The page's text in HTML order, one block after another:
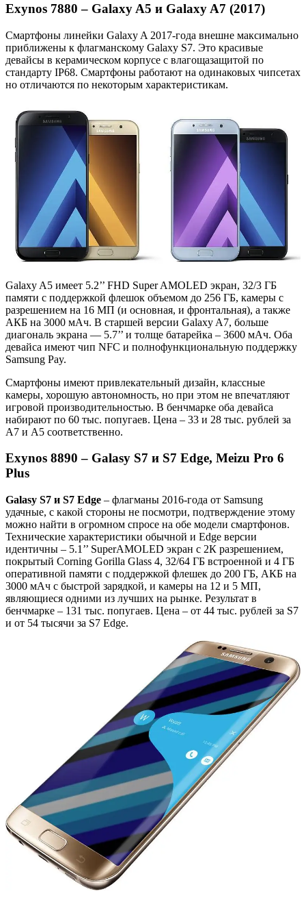
Exynos 7880 – Galaxy A5 и Galaxy A7 (2017)
Смартфоны линейки Galaxy A 2017-года внешне максимально
приближены к флагманскому Galaxy S7. Это красивые
девайсы в керамическом корпусе с влагощазащитой по
стандарту IP68. Смартфоны работают на одинаковых чипсетах
но отличаются по некоторым характеристикам.
Galaxy A5 имеет 5.2’’ FHD Super AMOLED экран, 32/3 ГБ
памяти с поддержкой флешок объемом до 256 ГБ, камеры с
разрешением на 16 МП (и основная, и фронтальная), а также
АКБ на 3000 мАч. В старшей версии Galaxy A7, больше
диагональ экрана — 5.7’’ и толще батарейка – 3600 мАч. Оба
девайса имеют чип NFC и полнофункциональную поддержку
Samsung Pay.
Смартфоны имеют привлекательный дизайн, классные
камеры, хорошую автономность, но при этом не впечатляют
игровой производительностью. В бенчмарке оба девайса
набирают по 60 тыс. попугаев. Цена – 33 и 28 тыс. рублей за
А7 и А5 соответственно.
Exynos 8890 – Galasy S7 и S7 Edge, Meizu Pro 6
Plus
Galasy S7 и S7 Edge – флагманы 2016-года от Samsung
удачные, с какой стороны не посмотри, подтверждение этому
можно найти в огромном спросе на обе модели смартфонов.
Технические характеристики обычной и Edge версии
идентичны – 5.1’’ SuperAMOLED экран с 2К разрешением,
покрытый Corning Gorilla Glass 4, 32/64 ГБ встроенной и 4 ГБ
оперативной памяти с поддержкой флешек до 200 ГБ, АКБ на
3000 мАч с быстрой зарядкой, и камеры на 12 и 5 МП,
являющиеся одними из лучших на рынке. Результат в
бенчмарке – 131 тыс. попугаев. Цена – от 44 тыс. рублей за S7
и от 54 тысячи за S7 Edge.